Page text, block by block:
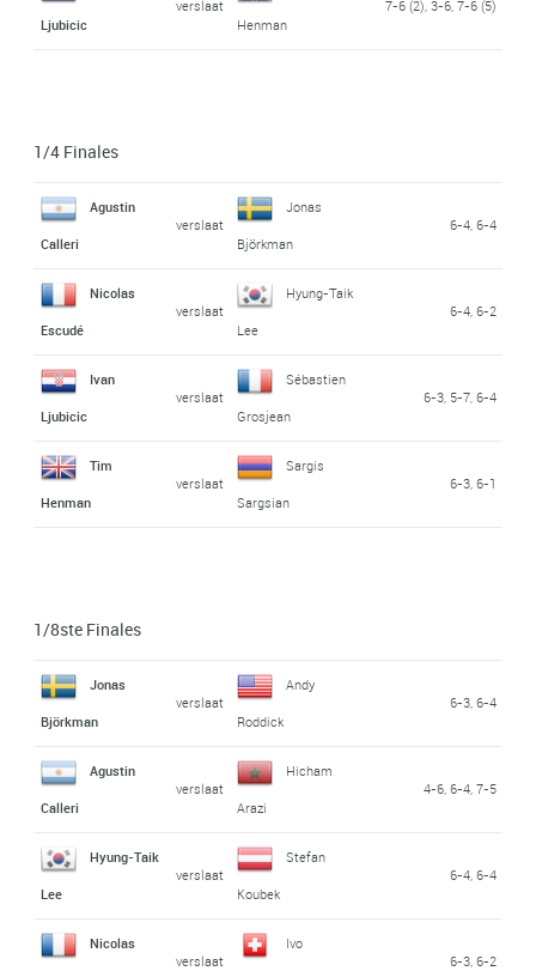
Ljubicic
verslaat
Henman
7-6 (2), 3-6, 7-6 (5)
1/4 Finales
Agustin
Calleri
verslaat
Jonas
Björkman
6-4, 6-4
Nicolas
Escudé
verslaat
Hyung-Taik
Lee
6-4, 6-2
Ivan
Ljubicic
verslaat
Sébastien
Grosjean
6-3, 5-7, 6-4
Tim
Henman
verslaat
Sargis
Sargsian
6-3, 6-1
1/8ste Finales
Jonas
Björkman
verslaat
Andy
Roddick
6-3, 6-4
Agustin
Calleri
verslaat
Hicham
Arazi
4-6, 6-4, 7-5
Hyung-Taik
Lee
verslaat
Stefan
Koubek
6-4, 6-4
Nicolas
verslaat
Ivo
6-3, 6-2